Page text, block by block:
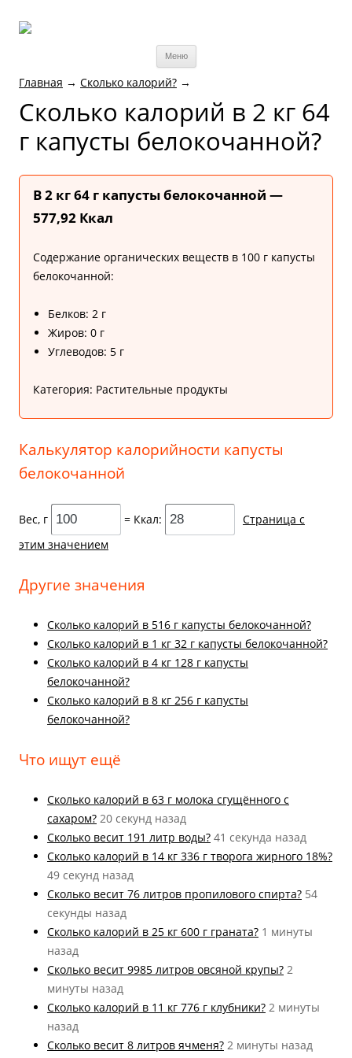
Меню
Главная → Cколько калорий? →
Cколько калорий в 2 кг 64
г капусты белокочанной?
В 2 кг 64 г капусты белокочанной —
577,92 Ккал
Содержание органических веществ в 100 г капусты
белокочанной:
Белков: 2 г
Жиров: 0 г
Углеводов: 5 г
Категория: Растительные продукты
Калькулятор калорийности капусты
белокочанной
Вес, г = Ккал:
Страница с
этим значением
Другие значения
Cколько калорий в 516 г капусты белокочанной?
Cколько калорий в 1 кг 32 г капусты белокочанной?
Cколько калорий в 4 кг 128 г капусты
белокочанной?
Cколько калорий в 8 кг 256 г капусты
белокочанной?
Что ищут ещё
Cколько калорий в 63 г молока сгущённого с
сахаром? 20 секунд назад
Cколько весит 191 литр воды? 41 секунда назад
Cколько калорий в 14 кг 336 г творога жирного 18%?
49 секунд назад
Cколько весит 76 литров пропилового спирта? 54
секунды назад
Cколько калорий в 25 кг 600 г граната? 1 минуты
назад
Cколько весит 9985 литров овсяной крупы? 2
минуты назад
Cколько калорий в 11 кг 776 г клубники? 2 минуты
назад
Cколько весит 8 литров ячменя? 2 минуты назад